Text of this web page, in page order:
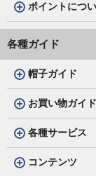
ポイントにつ
各種ガイド
帽子ガイド
お買い物ガイド
各種サービス
コンテンツ